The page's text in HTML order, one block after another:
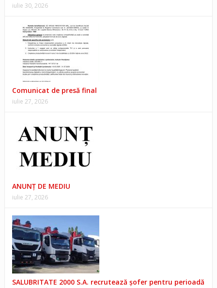
iulie 30, 2026
Comunicat de presă final
iulie 27, 2026
ANUNŢ DE MEDIU
iulie 27, 2026
SALUBRITATE 2000 S.A. recrutează șofer pentru perioadă